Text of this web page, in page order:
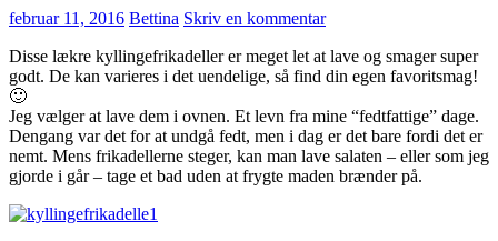
februar 11, 2016 Bettina Skriv en kommentar
Disse lækre kyllingefrikadeller er meget let at lave og smager super
godt. De kan varieres i det uendelige, så find din egen favoritsmag!
🙂
Jeg vælger at lave dem i ovnen. Et levn fra mine “fedtfattige” dage.
Dengang var det for at undgå fedt, men i dag er det bare fordi det er
nemt. Mens frikadellerne steger, kan man lave salaten – eller som jeg
gjorde i går – tage et bad uden at frygte maden brænder på.